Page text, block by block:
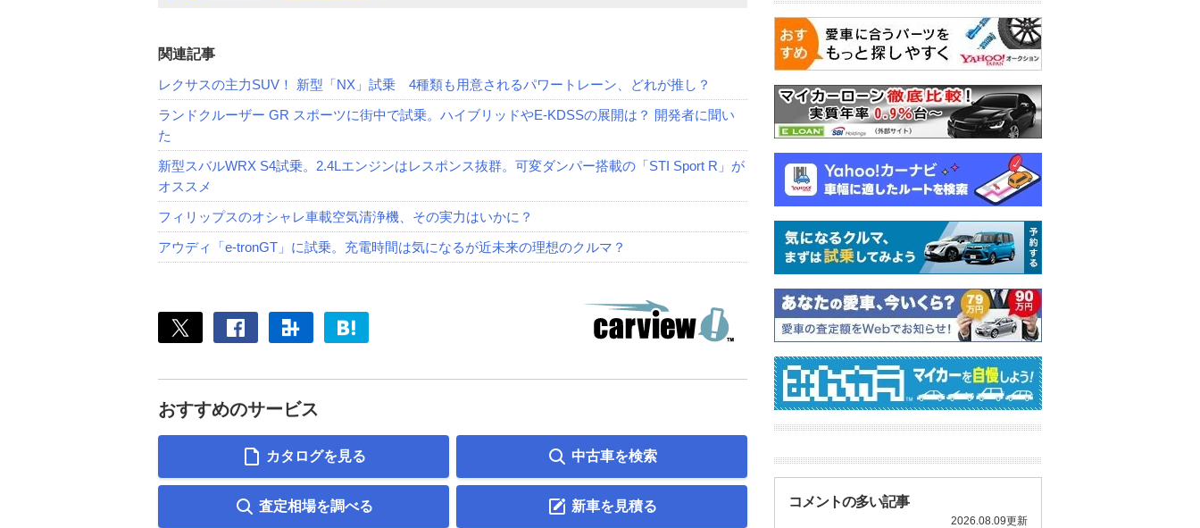
関連記事
レクサスの主力SUV！ 新型「NX」試乗 4種類も用意されるパワートレーン、どれが推し？
ランドクルーザー GR スポーツに街中で試乗。ハイブリッドやE-KDSSの展開は？ 開発者に聞い
た
新型スバルWRX S4試乗。2.4Lエンジンはレスポンス抜群。可変ダンパー搭載の「STI Sport R」が
オススメ
フィリップスのオシャレ車載空気清浄機、その実力はいかに？
アウディ「e-tronGT」に試乗。充電時間は気になるが近未来の理想のクルマ？
おすすめのサービス
カタログを見る 中古車を検索
査定相場を調べる 新車を見積る コメントの多い記事
2026.08.09更新